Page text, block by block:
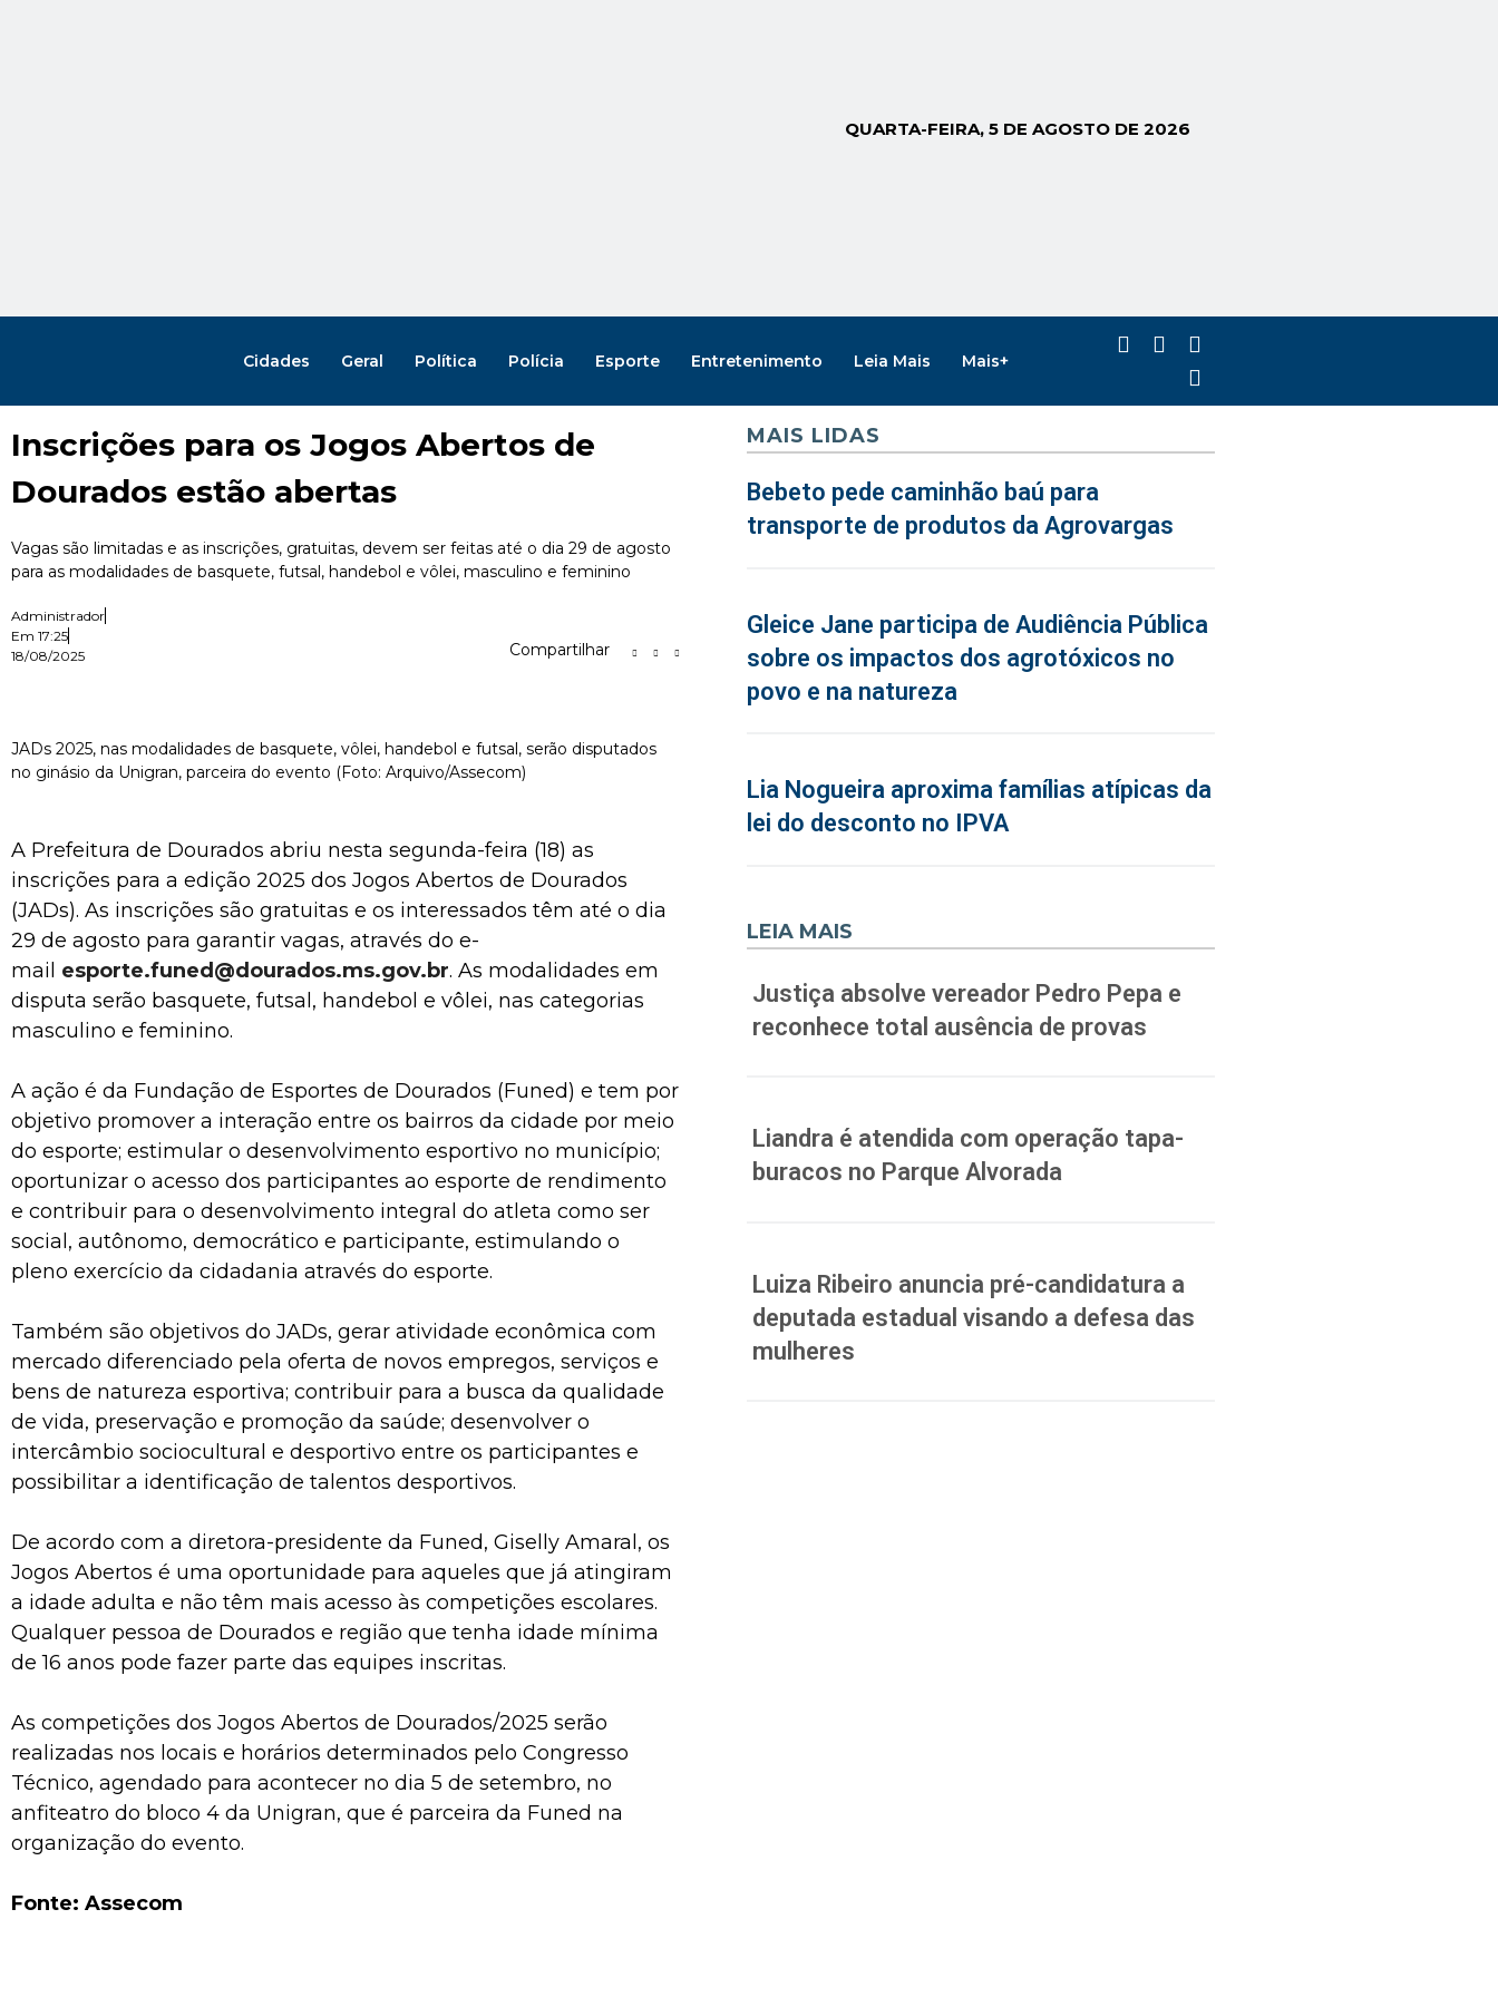
QUARTA-FEIRA, 5 DE AGOSTO DE 2026
Cidades Geral Política Polícia Esporte Entretenimento Leia Mais Mais+
Inscrições para os Jogos Abertos de
Dourados estão abertas
Vagas são limitadas e as inscrições, gratuitas, devem ser feitas até o dia 29 de agosto
para as modalidades de basquete, futsal, handebol e vôlei, masculino e feminino
Administrador
Em 17:25
18/08/2025
Compartilhar
JADs 2025, nas modalidades de basquete, vôlei, handebol e futsal, serão disputados
no ginásio da Unigran, parceira do evento (Foto: Arquivo/Assecom)
A Prefeitura de Dourados abriu nesta segunda-feira (18) as
inscrições para a edição 2025 dos Jogos Abertos de Dourados
(JADs). As inscrições são gratuitas e os interessados têm até o dia
29 de agosto para garantir vagas, através do e-
mail esporte.funed@dourados.ms.gov.br. As modalidades em
disputa serão basquete, futsal, handebol e vôlei, nas categorias
masculino e feminino.
A ação é da Fundação de Esportes de Dourados (Funed) e tem por
objetivo promover a interação entre os bairros da cidade por meio
do esporte; estimular o desenvolvimento esportivo no município;
oportunizar o acesso dos participantes ao esporte de rendimento
e contribuir para o desenvolvimento integral do atleta como ser
social, autônomo, democrático e participante, estimulando o
pleno exercício da cidadania através do esporte.
Também são objetivos do JADs, gerar atividade econômica com
mercado diferenciado pela oferta de novos empregos, serviços e
bens de natureza esportiva; contribuir para a busca da qualidade
de vida, preservação e promoção da saúde; desenvolver o
intercâmbio sociocultural e desportivo entre os participantes e
possibilitar a identificação de talentos desportivos.
De acordo com a diretora-presidente da Funed, Giselly Amaral, os
Jogos Abertos é uma oportunidade para aqueles que já atingiram
a idade adulta e não têm mais acesso às competições escolares.
Qualquer pessoa de Dourados e região que tenha idade mínima
de 16 anos pode fazer parte das equipes inscritas.
As competições dos Jogos Abertos de Dourados/2025 serão
realizadas nos locais e horários determinados pelo Congresso
Técnico, agendado para acontecer no dia 5 de setembro, no
anfiteatro do bloco 4 da Unigran, que é parceira da Funed na
organização do evento.
Fonte: Assecom
MAIS LIDAS
Bebeto pede caminhão baú para
transporte de produtos da Agrovargas
Gleice Jane participa de Audiência Pública
sobre os impactos dos agrotóxicos no
povo e na natureza
Lia Nogueira aproxima famílias atípicas da
lei do desconto no IPVA
LEIA MAIS
Justiça absolve vereador Pedro Pepa e
reconhece total ausência de provas
Liandra é atendida com operação tapa-
buracos no Parque Alvorada
Luiza Ribeiro anuncia pré-candidatura a
deputada estadual visando a defesa das
mulheres